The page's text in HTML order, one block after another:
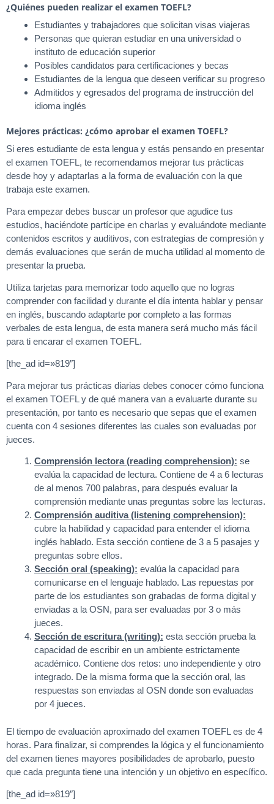
¿Quiénes pueden realizar el examen TOEFL?
Estudiantes y trabajadores que solicitan visas viajeras
Personas que quieran estudiar en una universidad o
instituto de educación superior
Posibles candidatos para certificaciones y becas
Estudiantes de la lengua que deseen verificar su progreso
Admitidos y egresados del programa de instrucción del
idioma inglés
Mejores prácticas: ¿cómo aprobar el examen TOEFL?
Si eres estudiante de esta lengua y estás pensando en presentar
el examen TOEFL, te recomendamos mejorar tus prácticas
desde hoy y adaptarlas a la forma de evaluación con la que
trabaja este examen.
Para empezar debes buscar un profesor que agudice tus
estudios, haciéndote partícipe en charlas y evaluándote mediante
contenidos escritos y auditivos, con estrategias de compresión y
demás evaluaciones que serán de mucha utilidad al momento de
presentar la prueba.
Utiliza tarjetas para memorizar todo aquello que no logras
comprender con facilidad y durante el día intenta hablar y pensar
en inglés, buscando adaptarte por completo a las formas
verbales de esta lengua, de esta manera será mucho más fácil
para ti encarar el examen TOEFL.
[the_ad id=»819″]
Para mejorar tus prácticas diarias debes conocer cómo funciona
el examen TOEFL y de qué manera van a evaluarte durante su
presentación, por tanto es necesario que sepas que el examen
cuenta con 4 sesiones diferentes las cuales son evaluadas por
jueces.
Comprensión lectora (reading comprehension): se
evalúa la capacidad de lectura. Contiene de 4 a 6 lecturas
de al menos 700 palabras, para después evaluar la
comprensión mediante unas preguntas sobre las lecturas.
Comprensión auditiva (listening comprehension):
cubre la habilidad y capacidad para entender el idioma
inglés hablado. Esta sección contiene de 3 a 5 pasajes y
preguntas sobre ellos.
Sección oral (speaking): evalúa la capacidad para
comunicarse en el lenguaje hablado. Las repuestas por
parte de los estudiantes son grabadas de forma digital y
enviadas a la OSN, para ser evaluadas por 3 o más
jueces.
Sección de escritura (writing): esta sección prueba la
capacidad de escribir en un ambiente estrictamente
académico. Contiene dos retos: uno independiente y otro
integrado. De la misma forma que la sección oral, las
respuestas son enviadas al OSN donde son evaluadas
por 4 jueces.
El tiempo de evaluación aproximado del examen TOEFL es de 4
horas. Para finalizar, si comprendes la lógica y el funcionamiento
del examen tienes mayores posibilidades de aprobarlo, puesto
que cada pregunta tiene una intención y un objetivo en específico.
[the_ad id=»819″]